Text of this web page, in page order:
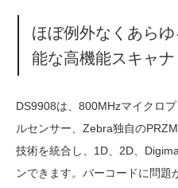
ほぼ例外なくあら
能な高機能スキャナ
DS9908は、800MHzマイクロ
ルセンサー、Zebra独自の
技術を統合し、1D、2D、
ンできます。バーコードに問題